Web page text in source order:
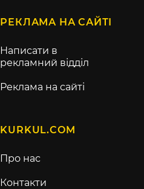
РЕКЛАМА НА САЙТІ
Написати в
рекламний відділ
Реклама на сайті
KURKUL.COM
Про нас
Контакти